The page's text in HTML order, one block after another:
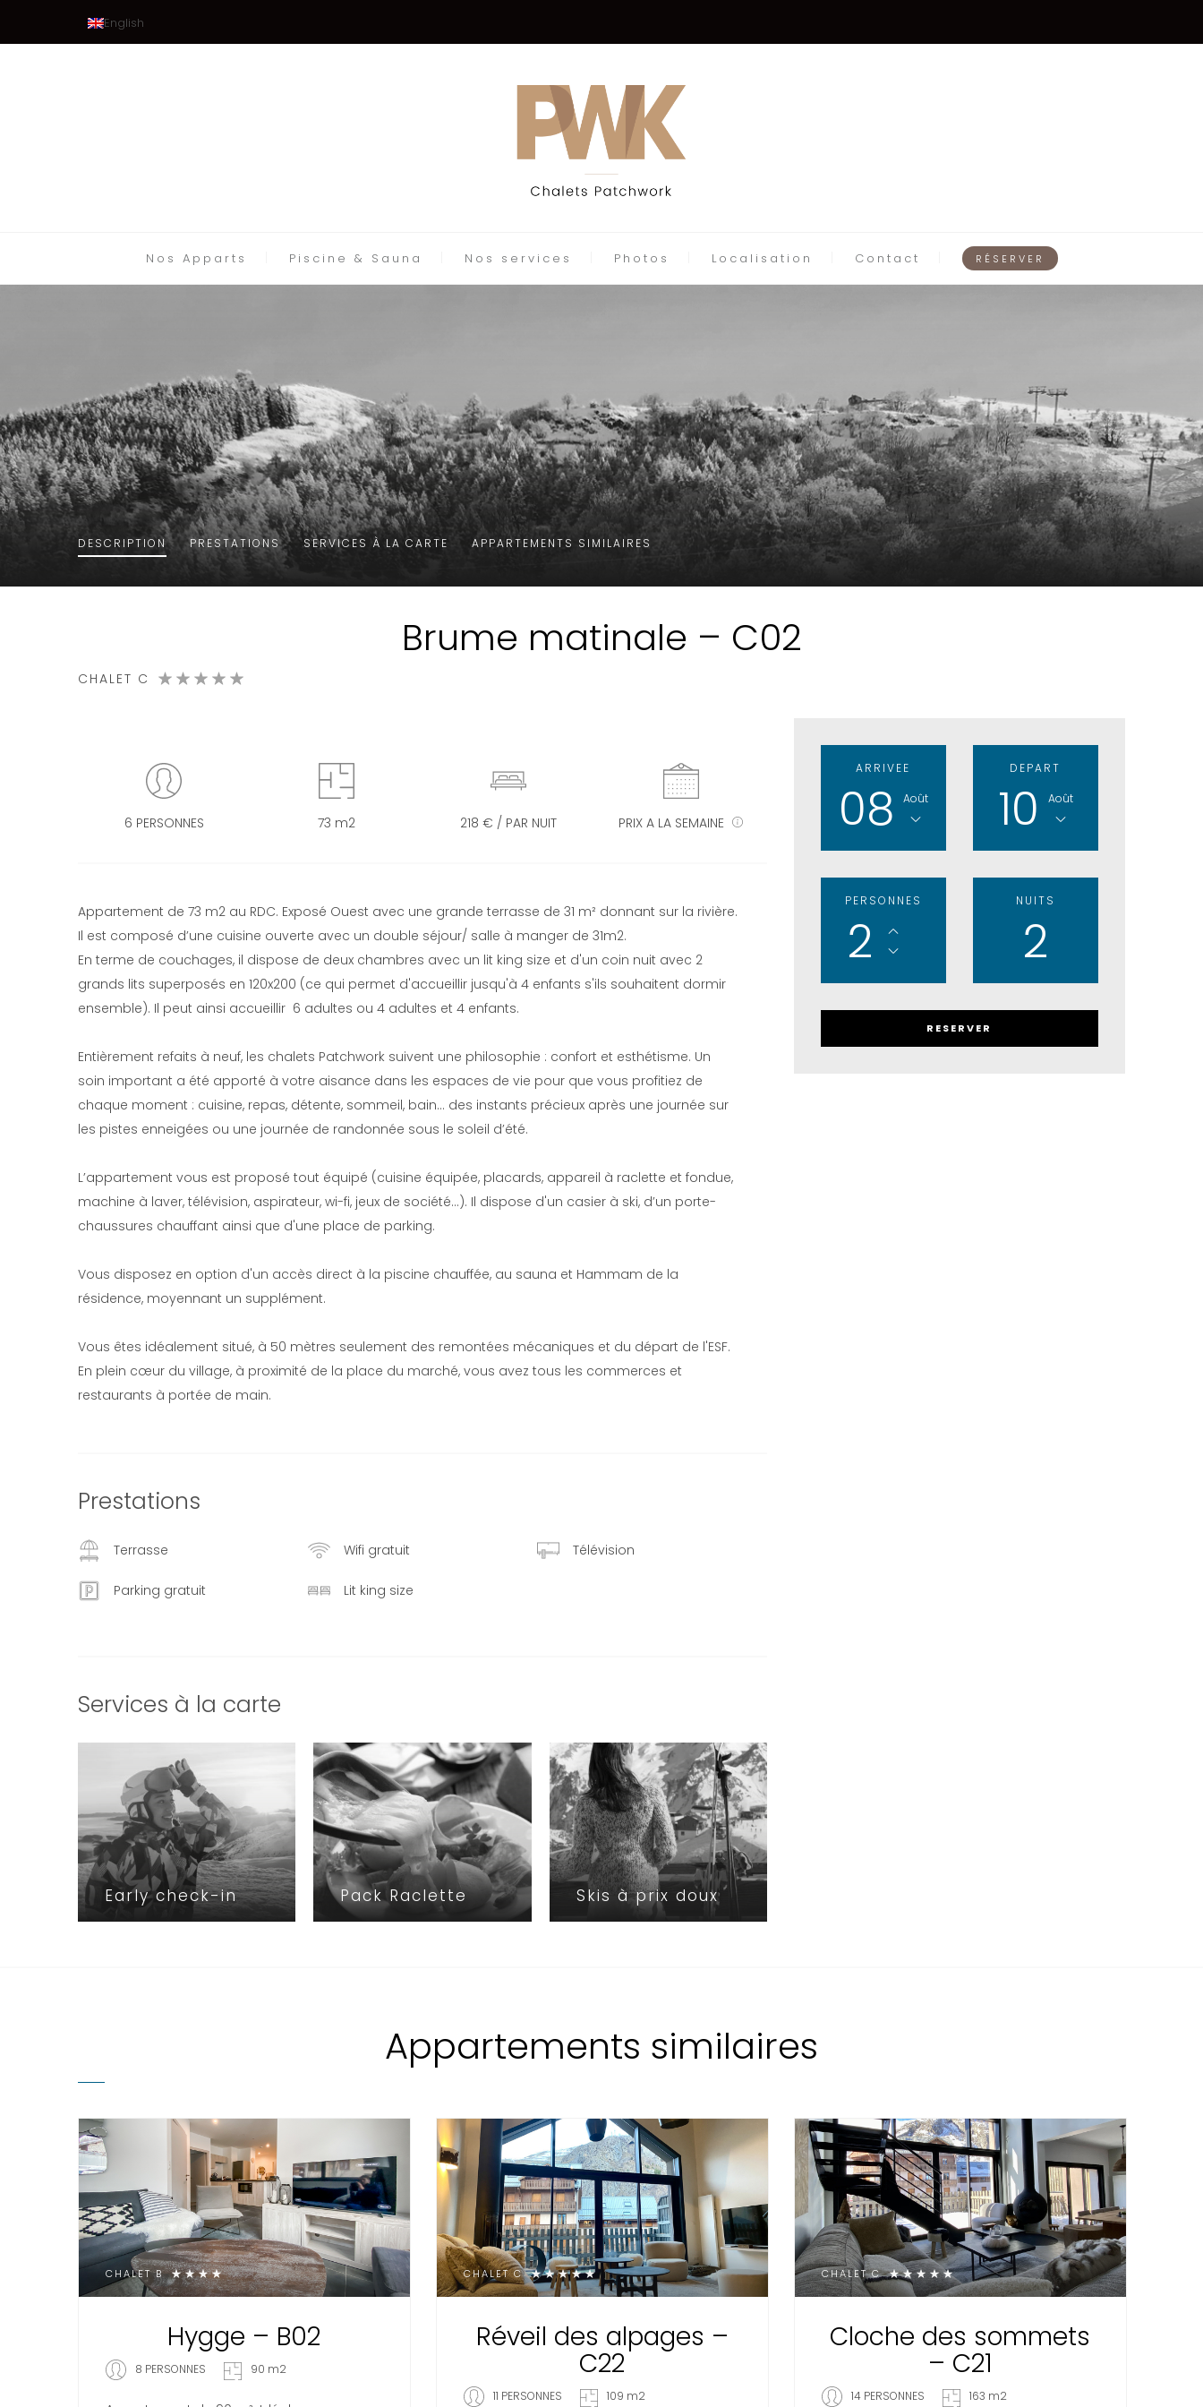
English
Nos Apparts Piscine & Sauna Nos services Photos Localisation Contact RÉSERVER
DESCRIPTION PRESTATIONS SERVICES À LA CARTE
Brume matinale – C02
CHALET C
6 PERSONNES 73 m2 218 € / PAR NUIT PRIX A LA SEMAINE
Appartement de 73 m2 au RDC. Exposé Ouest avec une grande terrasse de 31 m² donnant sur la rivière.
Il est composé d’une cuisine ouverte avec un double séjour/ salle à manger de 31m2.
En terme de couchages, il dispose de deux chambres avec un lit king size et d'un coin nuit avec 2
grands lits superposés en 120x200 (ce qui permet d'accueillir jusqu'à 4 enfants s'ils souhaitent dormir
ensemble). Il peut ainsi accueillir 6 adultes ou 4 adultes et 4 enfants.
Entièrement refaits à neuf, les chalets Patchwork suivent une philosophie : confort et esthétisme. Un
soin important a été apporté à votre aisance dans les espaces de vie pour que vous profitiez de
chaque moment : cuisine, repas, détente, sommeil, bain… des instants précieux après une journée sur
les pistes enneigées ou une journée de randonnée sous le soleil d’été.
L’appartement vous est proposé tout équipé (cuisine équipée, placards, appareil à raclette et fondue,
machine à laver, télévision, aspirateur, wi-fi, jeux de société…). Il dispose d'un casier à ski, d’un porte-
chaussures chauffant ainsi que d'une place de parking.
Vous disposez en option d'un accès direct à la piscine chauffée, au sauna et Hammam de la
résidence, moyennant un supplément.
Vous êtes idéalement situé, à 50 mètres seulement des remontées mécaniques et du départ de l'ESF.
En plein cœur du village, à proximité de la place du marché, vous avez tous les commerces et
restaurants à portée de main.
Prestations
Terrasse Wifi gratuit Télévision
Parking gratuit Lit king size
Services à la carte
Early check-in Pack Raclette Skis à prix doux
ARRIVEE
08 Août
DEPART
10 Août
PERSONNES
2
NUITS
2
Appartements similaires
CHALET B
Hygge – B02
8 PERSONNES 90 m2
CHALET C
Réveil des alpages –
C22
11 PERSONNES 109 m2
CHALET C
Cloche des sommets
– C21
14 PERSONNES 163 m2